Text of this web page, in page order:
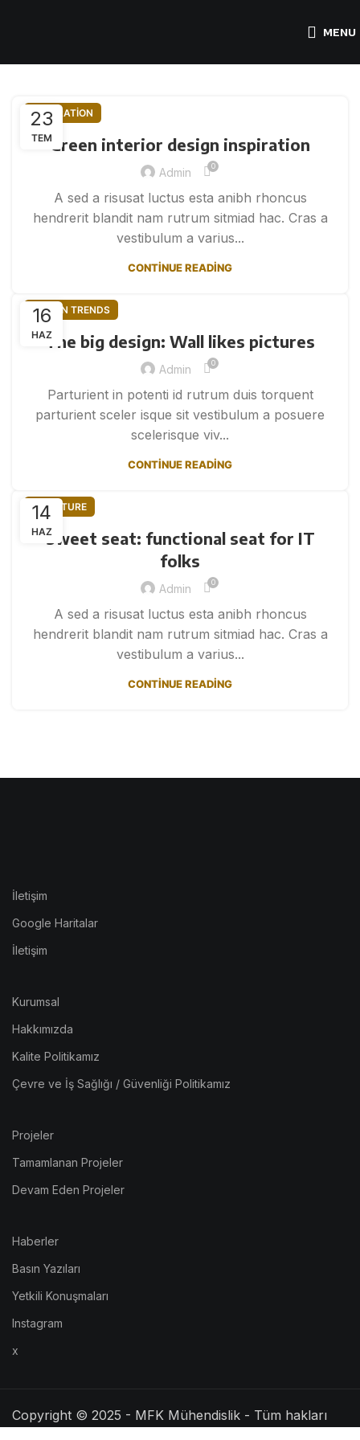
MENU
23
TEM
INSPIRATION
Green interior design inspiration
Admin 0
A sed a risusat luctus esta anibh rhoncus
hendrerit blandit nam rutrum sitmiad hac. Cras a
vestibulum a varius...
CONTINUE READING
16
HAZ
DESIGN TRENDS
The big design: Wall likes pictures
Admin 0
Parturient in potenti id rutrum duis torquent
parturient sceler isque sit vestibulum a posuere
scelerisque viv...
CONTINUE READING
14
HAZ
FURNITURE
Sweet seat: functional seat for IT
folks
Admin 0
A sed a risusat luctus esta anibh rhoncus
hendrerit blandit nam rutrum sitmiad hac. Cras a
vestibulum a varius...
CONTINUE READING
İletişim
Google Haritalar
İletişim
Kurumsal
Hakkımızda
Kalite Politikamız
Çevre ve İş Sağlığı / Güvenliği Politikamız
Projeler
Tamamlanan Projeler
Devam Eden Projeler
Haberler
Basın Yazıları
Yetkili Konuşmaları
Instagram
x
Copyright © 2025 - MFK Mühendislik - Tüm hakları